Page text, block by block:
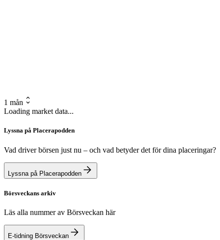
1 mån
Loading market data...
Lyssna på Placerapodden
Vad driver börsen just nu – och vad betyder det för dina placeringar?
Lyssna på Placerapodden
Börsveckans arkiv
Läs alla nummer av Börsveckan här
E-tidning Börsveckan